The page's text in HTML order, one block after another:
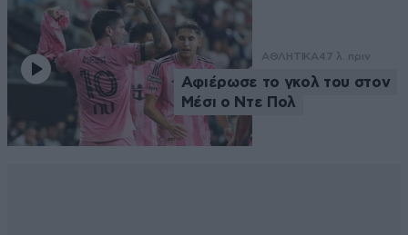
ΑΘΛΗΤΙΚΑ47 λ. πριν
Αφιέρωσε το γκολ του στον
Μέσι ο Ντε Πολ